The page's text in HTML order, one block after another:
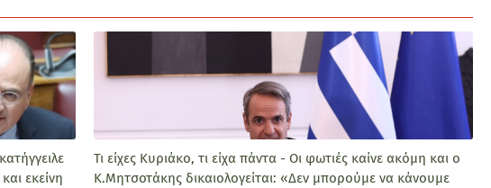
εκείνη
Τι είχες Κυριάκο, τι είχα πάντα - Οι φωτιές καίνε ακόμη και ο
Κ.Μητσοτάκης δικαιολογείται: «Δεν μπορούμε να κάνουμε